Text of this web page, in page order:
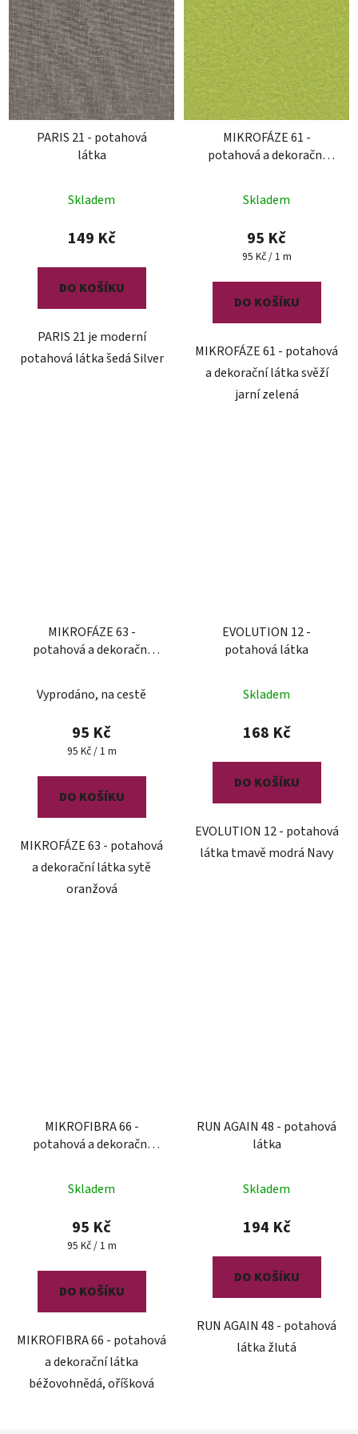
PARIS 21 - potahová
látka
Skladem
149 Kč
DO KOŠÍKU
PARIS 21 je moderní
potahová látka šedá Silver
MIKROFÁZE 61 -
potahová a dekorační
Skladem
95 Kč
Měrná
95 Kč / 1 m
DO KOŠÍKU
MIKROFÁZE 61 - potahová
a dekorační látka svěží
jarní zelená
MIKROFÁZE 63 -
potahová a dekorační
Vyprodáno, na cestě
95 Kč
Měrná
95 Kč / 1 m
DO KOŠÍKU
MIKROFÁZE 63 - potahová
a dekorační látka sytě
oranžová
EVOLUTION 12 -
potahová látka
Skladem
168 Kč
DO KOŠÍKU
EVOLUTION 12 - potahová
látka tmavě modrá Navy
MIKROFIBRA 66 -
potahová a dekorační
Skladem
95 Kč
Měrná
95 Kč / 1 m
DO KOŠÍKU
MIKROFIBRA 66 - potahová
a dekorační látka
béžovohnědá, oříšková
RUN AGAIN 48 - potahová
látka
Skladem
194 Kč
DO KOŠÍKU
RUN AGAIN 48 - potahová
látka žlutá